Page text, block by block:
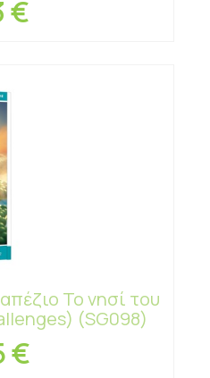
€
Το νησί του
(SG098)
€